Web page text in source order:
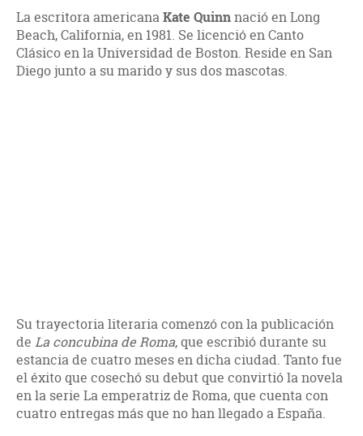
La escritora americanaKate Quinnnació en Long
Beach, California, en 1981. Se licenció en Canto
Clásico en la Universidad de Boston. Reside en San
Diego junto a su marido y sus dos mascotas.
Su trayectoria literaria comenzó con la publicación
de La concubina de Roma, que escribió durante su
estancia de cuatro meses en dicha ciudad. Tanto fue
el éxito que cosechó su debut que convirtió la novela
en la serie La emperatriz de Roma, que cuenta con
cuatro entregas más que no han llegado a España.